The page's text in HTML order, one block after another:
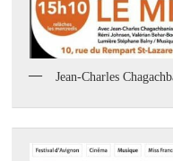
Jean-Charles